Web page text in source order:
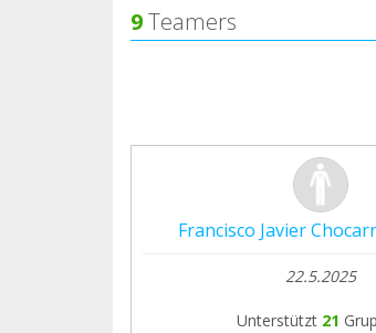
9Teamers
Francisco Javier
22.5.2025
Unterstützt 21